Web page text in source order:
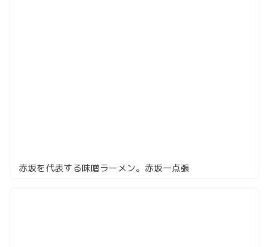
赤坂を代表する味噌ラーメン。赤坂一点張